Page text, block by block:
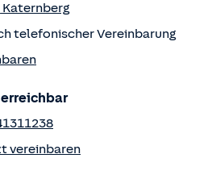
Katernberg
telefonischer Vereinbarung
vereinbaren